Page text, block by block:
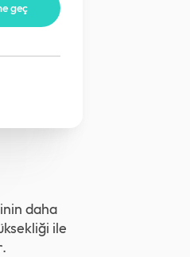
geç
daha
ile